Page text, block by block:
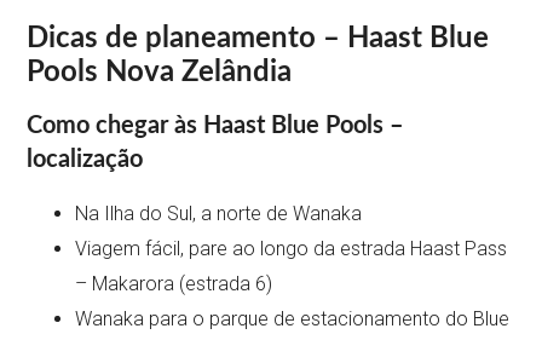
Dicas de planeamento – Haast Blue
Pools Nova Zelândia
Como chegar às Haast Blue Pools –
localização
Na Ilha do Sul, a norte de Wanaka
Viagem fácil, pare ao longo da estrada Haast Pass
– Makarora (estrada 6)
Wanaka para o parque de estacionamento do Blue